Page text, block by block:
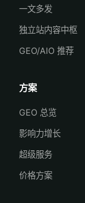
一文多发
独立站内容中枢
GEO/AIO 推荐
方案
GEO 总览
影响力增长
超级服务
价格方案